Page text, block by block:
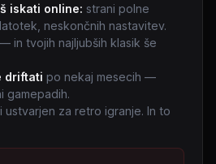
iskati online: strani polne
neskončnih nastavitev.
— in tvojih najljubših klasik še
driftati po nekaj mesecih —
gamepadih.
ustvarjen za retro igranje. In to